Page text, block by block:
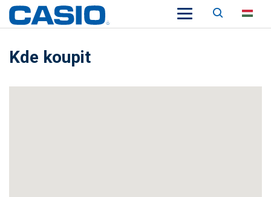
Keresés
Kde koupit